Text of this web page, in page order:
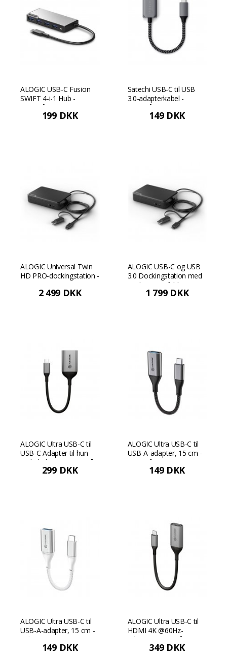
ALOGIC USB-C Fusion
SWIFT 4-i-1 Hub -
Rumgrå
199 DKK
Satechi USB-C til USB
3.0-adapterkabel -
Rumgrå
149 DKK
ALOGIC Universal Twin
HD PRO-dockingstation -
2 499 DKK
ALOGIC USB-C og USB
3.0 Dockingstation med
to skærme i fuld HD -
1 799 DKK
ALOGIC Ultra USB-C til
USB-C Adapter til hun-
og lydudgang - Rumgrå
299 DKK
ALOGIC Ultra USB-C til
USB-A-adapter, 15 cm -
Rumgrå
149 DKK
ALOGIC Ultra USB-C til
USB-A-adapter, 15 cm -
Sølv
149 DKK
ALOGIC Ultra USB-C til
HDMI 4K @60Hz-
adapter - Rumgrå
349 DKK